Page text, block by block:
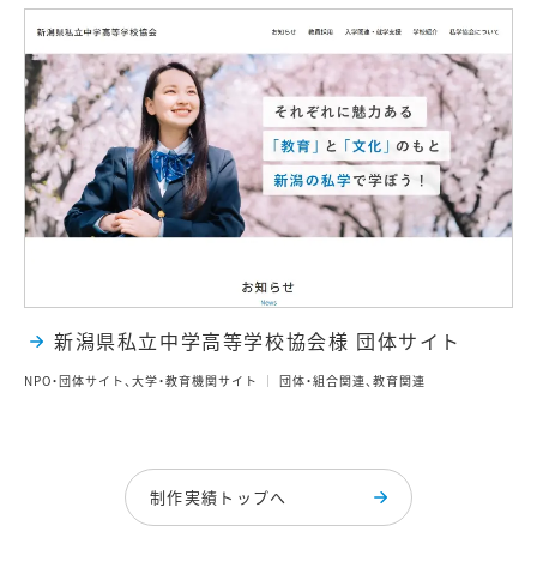
新潟県私立中学高等学校協会様 団体サイト
NPO・団体サイト、大学・教育機関サイト 団体・組合関連、教育関連
制作実績トップへ